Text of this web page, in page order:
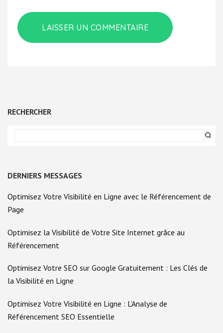
RECHERCHER
DERNIERS MESSAGES
Optimisez Votre Visibilité en Ligne avec le Référencement de
Page
Optimisez la Visibilité de Votre Site Internet grâce au
Référencement
Optimisez Votre SEO sur Google Gratuitement : Les Clés de
la Visibilité en Ligne
Optimisez Votre Visibilité en Ligne : L’Analyse de
Référencement SEO Essentielle